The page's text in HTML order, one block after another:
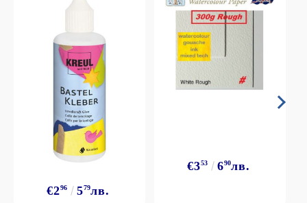
€296 579лв.
€353 690лв.